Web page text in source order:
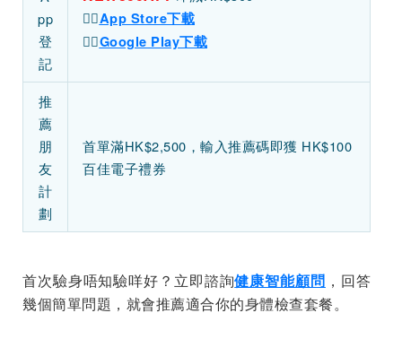
pp
登
記
👉🏻App Store下載
👉🏻Google Play下載
推
薦
朋
友
計
劃
首單滿HK$2,500，輸入推薦碼即獲 HK$100
百佳電子禮券
首次驗身唔知驗咩好？立即諮詢健康智能顧問 ，回答
幾個簡單問題，就會推薦適合你的身體檢查套餐。